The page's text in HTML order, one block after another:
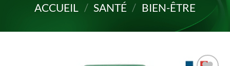
ACCUEIL / SANTÉ / BIEN-ÊTRE